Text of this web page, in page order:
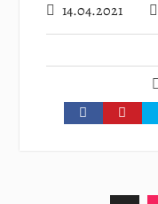
14.04.2021